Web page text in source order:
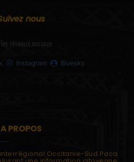
nous
réseaux sociaux
Instagram Bluesky
A PROPOS
Occitanie-Sud Paca